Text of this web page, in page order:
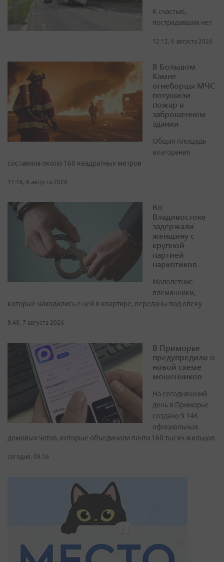
К счастью,
пострадавших нет
12:12, 6 августа 2026
В Большом
Камне
огнеборцы МЧС
потушили
пожар в
заброшенном
здании
Общая площадь
возгорания
составила около 160 квадратных метров
11:16, 6 августа 2026
Во
Владивостоке
задержали
женщину с
крупной
партией
наркотиков
Малолетние
племянники,
которые находились с ней в квартире, переданы под опеку
9:48, 7 августа 2026
В Приморье
предупредили о
новой схеме
мошенников
На сегодняшний
день в Приморье
создано 9 146
официальных
домовых чатов, которые объединили почти 160 тысяч жильцов
сегодня, 09:16